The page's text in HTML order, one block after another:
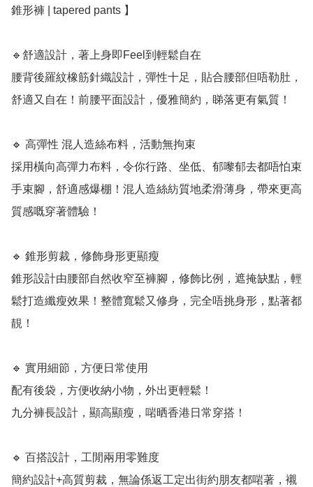
錐形褲 | tapered pants 】
🔹舒適設計，著上身即Feel到輕鬆自在
腰背後羅紋橡筋針織設計，彈性十足，貼合腰部但唔勒肚，
舒適又自在！前腰平面設計，優雅簡約，睇落更有氣質！
🔹 高彈性 混人造絲布料，活動無拘束
採用橫向高彈力布料，令你行路、坐低、郁嚟郁去都唔怕束
手束腳，舒適感爆棚！混人造絲紡質地柔滑薄身，帶來更高
質感嘅穿著體驗！
🔹 錐形剪裁，修飾身形更顯瘦
錐形設計由腰部自然收窄至褲腳，修飾比例，遮掩缺點，輕
鬆打造纖瘦效果！整體寬鬆又修身，完全唔挑身形，點著都
靚！
🔹 實用細節，方便日常使用
配有後袋，方便收納小物，外出更輕鬆！
九分褲長設計，顯高顯瘦，啱晒香港日常穿搭！
🔹 百搭設計，工閒兩用零難度
簡約設計+高質剪裁，無論係返工定出街約朋友都啱著，襯